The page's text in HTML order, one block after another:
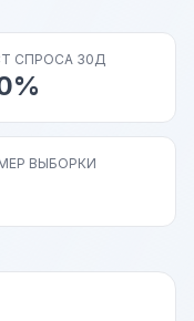
СПРОСА 30Д
ВЫБОРКИ